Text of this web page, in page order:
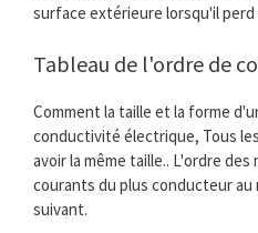
surface extérieure lorsqu'il perd
Tableau de l'ordre de
Comment la taille et la forme
conductivité électrique, Tous
avoir la même taille.. L'ordre
courants du plus conducteur
suivant.